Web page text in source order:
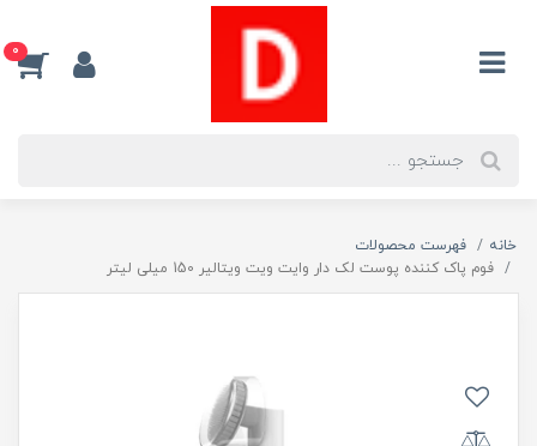
0
خانه
فهرست محصولات
فوم پاک کننده پوست لک دار وایت ویت ویتالیر 150 میلی لیتر